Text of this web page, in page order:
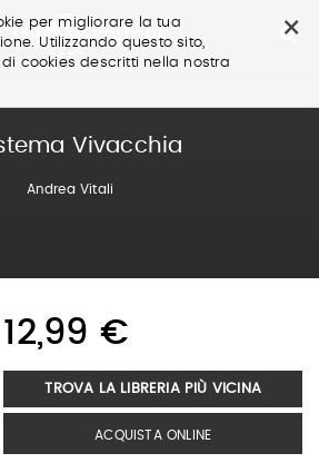
×
per migliorare la tua
Utilizzando questo sito,
cookies descritti nella nostra
Vivacchia
Andrea Vitali
12,99 €
TROVA LA LIBRERIA PIÙ VICINA
ACQUISTA ONLINE